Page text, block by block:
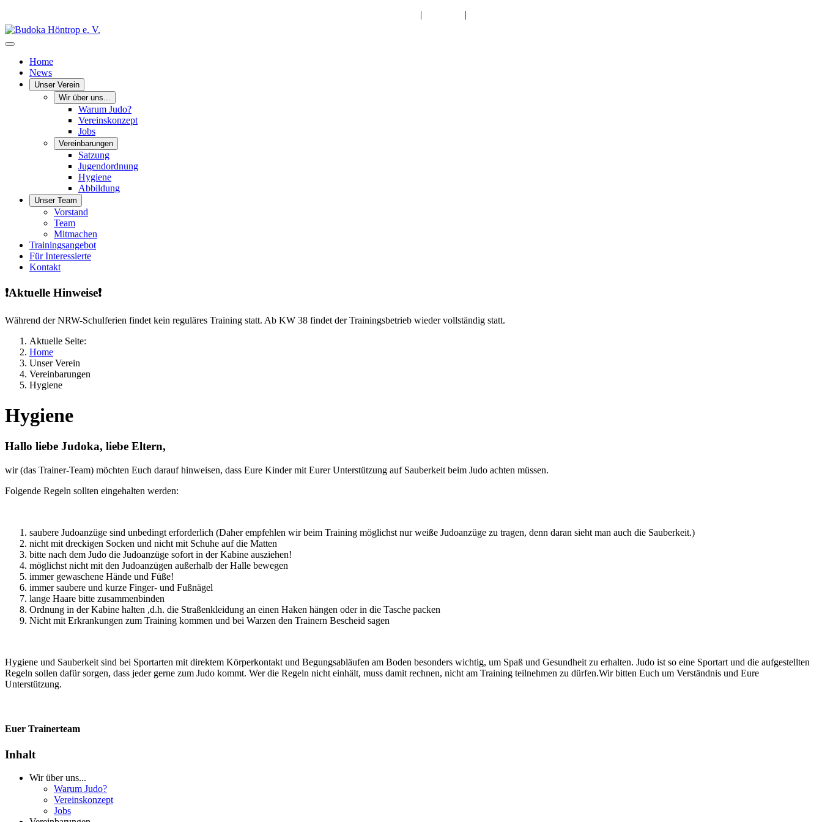
| |
Home
News
Unser Verein
Wir über uns...
Warum Judo?
Vereinskonzept
Jobs
Vereinbarungen
Satzung
Jugendordnung
Hygiene
Abbildung
Unser Team
Vorstand
Team
Mitmachen
Trainingsangebot
Für Interessierte
Kontakt
❗Aktuelle Hinweise❗
Während der NRW-Schulferien findet kein reguläres Training statt. Ab KW 38 findet der Trainingsbetrieb wieder vollständig statt.
Aktuelle Seite:
Home
Unser Verein
Vereinbarungen
Hygiene
Hygiene
Hallo liebe Judoka, liebe Eltern,
wir (das Trainer-Team) möchten Euch darauf hinweisen, dass Eure Kinder mit Eurer Unterstützung auf Sauberkeit beim Judo achten müssen.
Folgende Regeln sollten eingehalten werden:
saubere Judoanzüge sind unbedingt erforderlich (Daher empfehlen wir beim Training möglichst nur weiße Judoanzüge zu tragen, denn daran sieht man auch die Sauberkeit.)
nicht mit dreckigen Socken und nicht mit Schuhe auf die Matten
bitte nach dem Judo die Judoanzüge sofort in der Kabine ausziehen!
möglichst nicht mit den Judoanzügen außerhalb der Halle bewegen
immer gewaschene Hände und Füße!
immer saubere und kurze Finger- und Fußnägel
lange Haare bitte zusammenbinden
Ordnung in der Kabine halten ,d.h. die Straßenkleidung an einen Haken hängen oder in die Tasche packen
Nicht mit Erkrankungen zum Training kommen und bei Warzen den Trainern Bescheid sagen
Hygiene und Sauberkeit sind bei Sportarten mit direktem Körperkontakt und Begungsabläufen am Boden besonders wichtig, um Spaß und Gesundheit zu erhalten. Judo ist so eine Sportart und die aufgestellten
Regeln sollen dafür sorgen, dass jeder gerne zum Judo kommt. Wer die Regeln nicht einhält, muss damit rechnen, nicht am Training teilnehmen zu dürfen.Wir bitten Euch um Verständnis und Eure
Unterstützung.
Euer Trainerteam
Inhalt
Wir über uns...
Warum Judo?
Vereinskonzept
Jobs